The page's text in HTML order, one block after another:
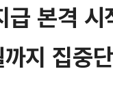
급 본격 시
지 집중